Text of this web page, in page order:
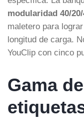
modularidad 40/
maletero para
longitud de carga.
YouClip con cinco
Gama